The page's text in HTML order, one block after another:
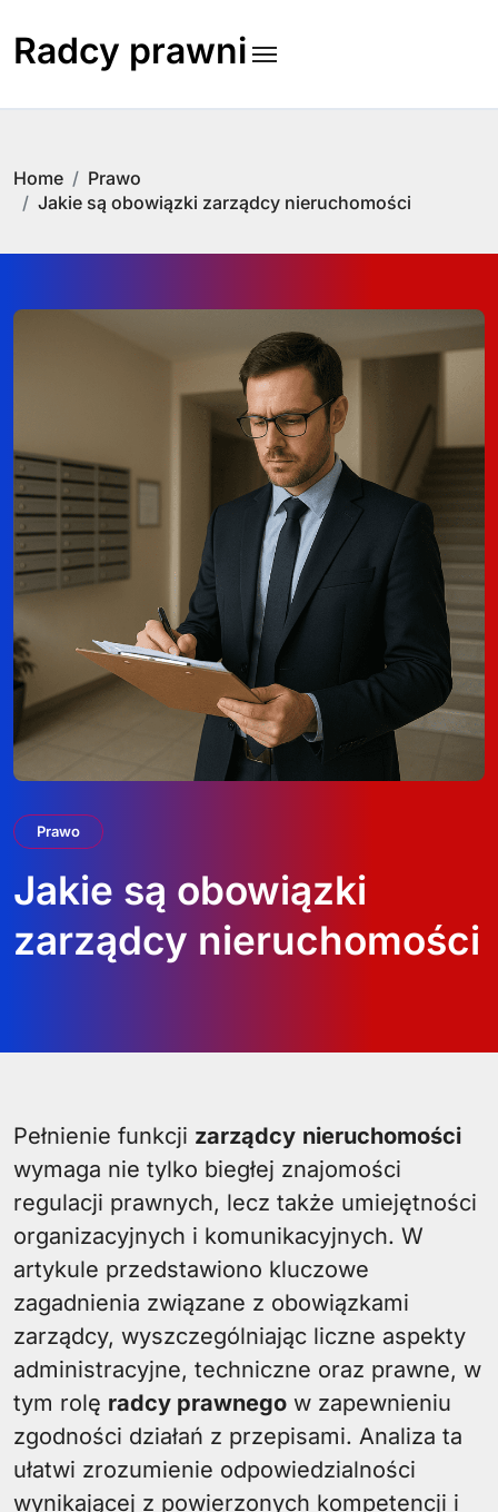
content
Radcy prawni
Home
Prawo
Jakie są obowiązki zarządcy nieruchomości
Prawo
Jakie są obowiązki
zarządcy nieruchomości
Pełnienie funkcji zarządcy nieruchomości
wymaga nie tylko biegłej znajomości
regulacji prawnych, lecz także umiejętności
organizacyjnych i komunikacyjnych. W
artykule przedstawiono kluczowe
zagadnienia związane z obowiązkami
zarządcy, wyszczególniając liczne aspekty
administracyjne, techniczne oraz prawne, w
tym rolę radcy prawnego w zapewnieniu
zgodności działań z przepisami. Analiza ta
ułatwi zrozumienie odpowiedzialności
wynikającej z powierzonych kompetencji i